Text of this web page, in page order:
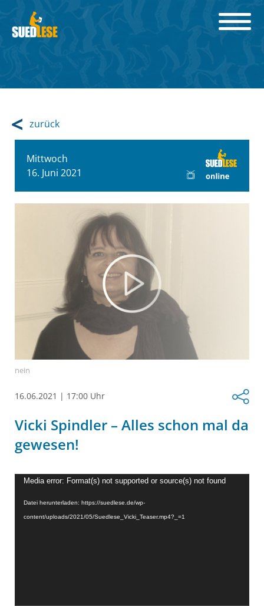
zurück
Mittwoch
16. Juni 2021
nein
16.06.2021 | 17:00 Uhr
Vicki Spindler – Alles schon mal da
gewesen!
Video-
Media error: Format(s) not supported or source(s) not found
Datei herunterladen: https://suedlese.de/wp-
content/uploads/2021/05/Suedlese_Vicki_Teaser.mp4?_=1